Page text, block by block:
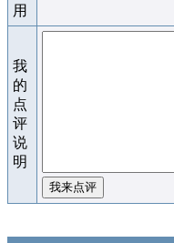
用
我
的
点
评
说
明